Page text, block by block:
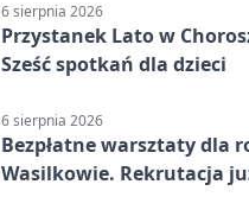
6 sierpnia 2026
Przystanek Lato w
Sześć spotkań dla dzieci
6 sierpnia 2026
Bezpłatne warsztaty dla
Wasilkowie. Rekrutacja